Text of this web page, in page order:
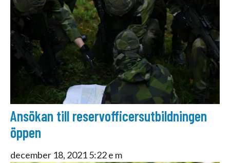
Ansökan till reservofficersutbildningen
öppen
december 18, 2021 5:22 e m